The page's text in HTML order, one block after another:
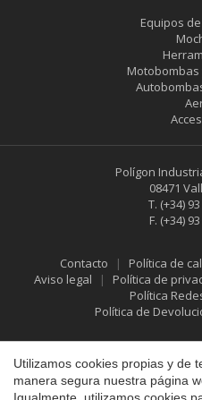
Equipos
Polígon
08471
T. (+34)
F. (+34)
Contacto
Política de
Aviso legal
Política de
Política
Política de
Utilizamos cookies propias y de
manera segura nuestra página
Igualmente, utilizamos cookies
Guardar configuración